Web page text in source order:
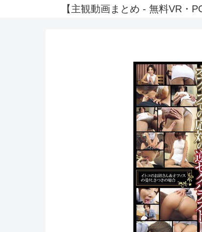
【主観動画まとめ - 無料VR